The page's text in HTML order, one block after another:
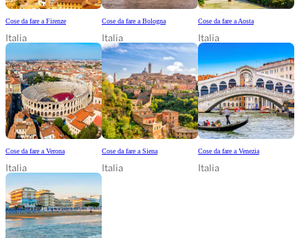
Cose da fare a Firenze
Italia
Cose da fare a Bologna
Italia
Cose da fare a Aosta
Italia
Cose da fare a Verona
Italia
Cose da fare a Siena
Italia
Cose da fare a Venezia
Italia